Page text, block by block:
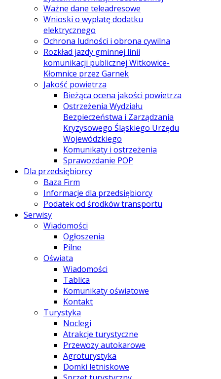
Ważne dane teleadresowe
Wnioski o wypłatę dodatku
elektrycznego
Ochrona ludności i obrona cywilna
Rozkład jazdy gminnej linii
komunikacji publicznej Witkowice-
Kłomnice przez Garnek
Jakość powietrza
Bieżąca ocena jakości powietrza
Ostrzeżenia Wydziału
Bezpieczeństwa i Zarządzania
Kryzysowego Śląskiego Urzędu
Wojewódzkiego
Komunikaty i ostrzeżenia
Sprawozdanie POP
Dla przedsiębiorcy
Baza Firm
Informacje dla przedsiębiorcy
Podatek od środków transportu
Serwisy
Wiadomości
Ogłoszenia
Pilne
Oświata
Wiadomości
Tablica
Komunikaty oświatowe
Kontakt
Turystyka
Noclegi
Atrakcje turystyczne
Przewozy autokarowe
Agroturystyka
Domki letniskowe